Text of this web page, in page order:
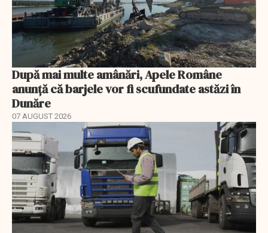
După mai multe amânări, Apele Române
anunță că barjele vor fi scufundate astăzi în
Dunăre
07 AUGUST 2026